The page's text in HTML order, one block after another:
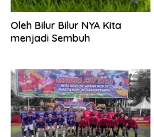
Oleh Bilur Bilur NYA Kita
menjadi Sembuh